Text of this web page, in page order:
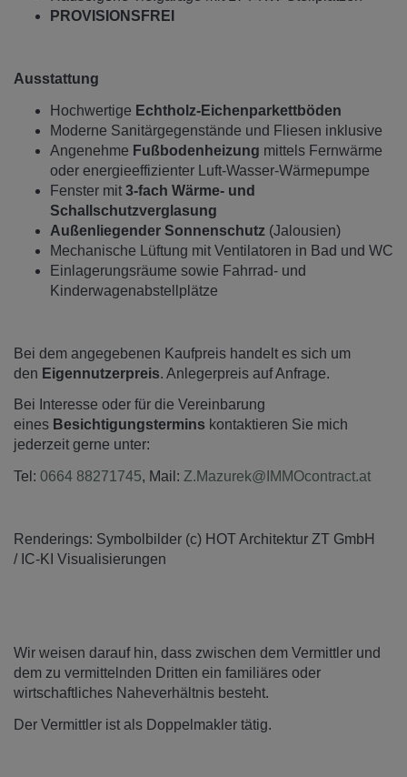
PROVISIONSFREI
Ausstattung
Hochwertige Echtholz-Eichenparkettböden
Moderne Sanitärgegenstände und Fliesen inklusive
Angenehme Fußbodenheizung mittels Fernwärme
oder energieeffizienter Luft-Wasser-Wärmepumpe
Fenster mit 3-fach Wärme- und
Schallschutzverglasung
Außenliegender Sonnenschutz (Jalousien)
Mechanische Lüftung mit Ventilatoren in Bad und WC
Einlagerungsräume sowie Fahrrad- und
Kinderwagenabstellplätze
Bei dem angegebenen Kaufpreis handelt es sich um
den Eigennutzerpreis. Anlegerpreis auf Anfrage.
Bei Interesse oder für die Vereinbarung
eines Besichtigungstermins kontaktieren Sie mich
jederzeit gerne unter:
Tel: 0664 88271745, Mail: Z.Mazurek@IMMOcontract.at
Renderings: Symbolbilder (c) HOT Architektur ZT GmbH
/ IC-KI Visualisierungen
Wir weisen darauf hin, dass zwischen dem Vermittler und
dem zu vermittelnden Dritten ein familiäres oder
wirtschaftliches Naheverhältnis besteht.
Der Vermittler ist als Doppelmakler tätig.